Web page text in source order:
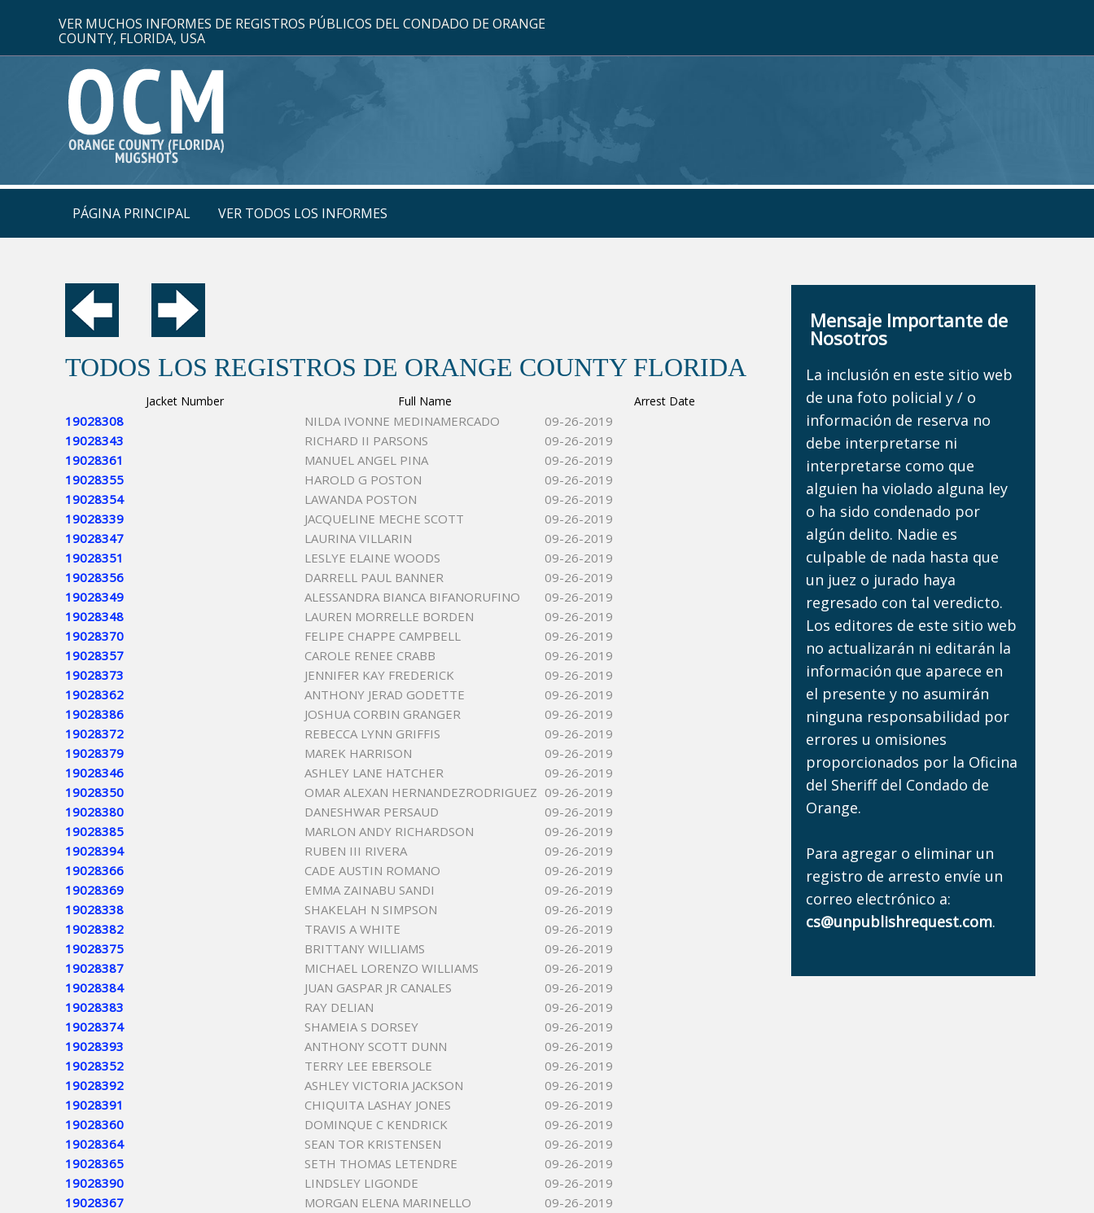
VER MUCHOS INFORMES DE REGISTROS PÚBLICOS DEL CONDADO DE ORANGE
COUNTY, FLORIDA, USA
PÁGINA PRINCIPAL VER TODOS LOS INFORMES
TODOS LOS REGISTROS DE ORANGE COUNTY FLORIDA
Jacket Number Full Name Arrest Date
19028308 NILDA IVONNE MEDINAMERCADO
09-26-2019
19028343
RICHARD II PARSONS
09-26-2019
19028361
MANUEL ANGEL PINA
09-26-2019
19028355
HAROLD G POSTON
09-26-2019
19028354
LAWANDA POSTON
09-26-2019
19028339
JACQUELINE MECHE SCOTT
09-26-2019
19028347
LAURINA VILLARIN
09-26-2019
19028351
LESLYE ELAINE WOODS
09-26-2019
19028356
DARRELL PAUL BANNER
09-26-2019
19028349
ALESSANDRA BIANCA BIFANORUFINO
09-26-2019
19028348
LAUREN MORRELLE BORDEN
09-26-2019
19028370
FELIPE CHAPPE CAMPBELL
09-26-2019
19028357
CAROLE RENEE CRABB
09-26-2019
19028373
JENNIFER KAY FREDERICK
09-26-2019
19028362
ANTHONY JERAD GODETTE
09-26-2019
19028386
JOSHUA CORBIN GRANGER
09-26-2019
19028372
REBECCA LYNN GRIFFIS
09-26-2019
19028379
MAREK HARRISON
09-26-2019
19028346
ASHLEY LANE HATCHER
09-26-2019
19028350
OMAR ALEXAN HERNANDEZRODRIGUEZ 09-26-2019
19028380
DANESHWAR PERSAUD
09-26-2019
19028385
MARLON ANDY RICHARDSON
09-26-2019
19028394
RUBEN III RIVERA
09-26-2019
19028366
CADE AUSTIN ROMANO
09-26-2019
19028369
EMMA ZAINABU SANDI
09-26-2019
19028338
SHAKELAH N SIMPSON
09-26-2019
19028382
TRAVIS A WHITE
09-26-2019
19028375
BRITTANY WILLIAMS
09-26-2019
19028387
MICHAEL LORENZO WILLIAMS
09-26-2019
19028384
JUAN GASPAR JR CANALES
09-26-2019
19028383
RAY DELIAN
09-26-2019
19028374
SHAMEIA S DORSEY
09-26-2019
19028393
ANTHONY SCOTT DUNN
09-26-2019
19028352
TERRY LEE EBERSOLE
09-26-2019
19028392
ASHLEY VICTORIA JACKSON
09-26-2019
19028391
CHIQUITA LASHAY JONES
09-26-2019
19028360
DOMINQUE C KENDRICK
09-26-2019
19028364
SEAN TOR KRISTENSEN
09-26-2019
19028365
SETH THOMAS LETENDRE
09-26-2019
19028390
LINDSLEY LIGONDE
09-26-2019
19028367
MORGAN ELENA MARINELLO
09-26-2019
Mensaje Importante de
Nosotros
La inclusión en este sitio web
de una foto policial y / o
información de reserva no
debe interpretarse ni
interpretarse como que
alguien ha violado alguna ley
o ha sido condenado por
algún delito. Nadie es
culpable de nada hasta que
un juez o jurado haya
regresado con tal veredicto.
Los editores de este sitio web
no actualizarán ni editarán la
información que aparece en
el presente y no asumirán
ninguna responsabilidad por
errores u omisiones
proporcionados por la Oficina
del Sheriff del Condado de
Orange.
Para agregar o eliminar un
registro de arresto envíe un
correo electrónico a:
cs@unpublishrequest.com.